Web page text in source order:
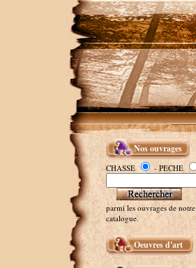
Nos ouvrages
CHASSE - PECHE
parmi les ouvrages de notre
catalogue.
Oeuvres d'art